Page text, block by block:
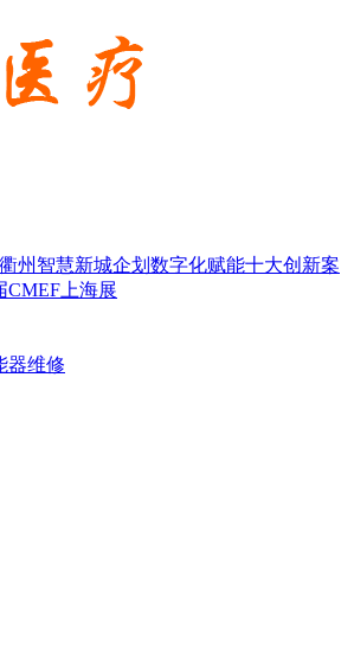
州智慧新城企划数字化赋能十大创新案
CMEF上海展
器维修